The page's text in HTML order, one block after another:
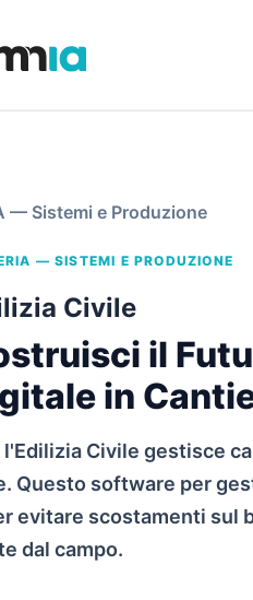
— Sistemi e Produzione
— SISTEMI E PRODUZIONE
Civile
il
in
l'Edilizia Civile gestisce
Questo software per
evitare scostamenti sul
dal campo.